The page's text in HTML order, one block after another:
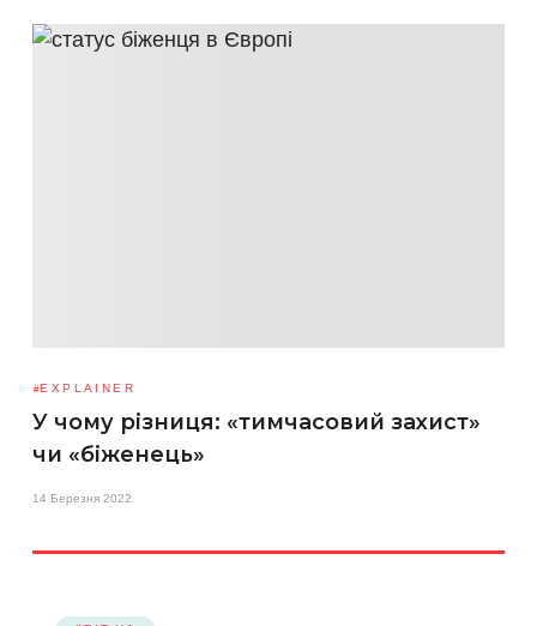
EXPLAINER
У чому різниця: «тимчасовий захист»
чи «біженець»
14 Березня 2022